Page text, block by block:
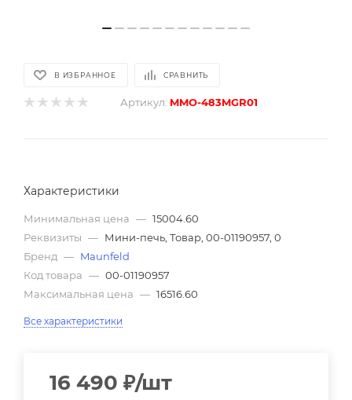
В ИЗБРАННОЕ СРАВНИТЬ
Артикул: MMO-483MGR01
Характеристики
Минимальная цена — 15004.60
Реквизиты — Мини-печь, Товар, 00-01190957, 0
Бренд — Maunfeld
Код товара — 00-01190957
Максимальная цена — 16516.60
Все характеристики
16 490 ₽/шт